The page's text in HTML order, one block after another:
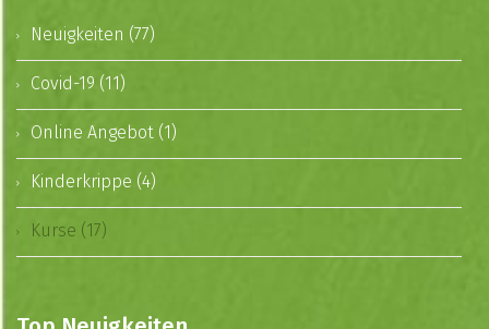
Neuigkeiten (77)
Covid-19 (11)
Online Angebot (1)
Kinderkrippe (4)
Kurse (17)